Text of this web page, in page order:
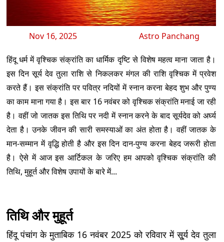
Nov 16, 2025 Astro Panchang
हिंदू धर्म में वृश्चिक संक्रांति का धार्मिक दृष्टि से विशेष महत्व माना जाता है।
इस दिन सूर्य देव तुला राशि से निकलकर मंगल की राशि वृश्चिक में प्रवेश
करते हैं। इस संक्रांति पर पवित्र नदियों में स्नान करना बेहद शुभ और पुण्य
का काम माना गया है। इस बार 16 नवंबर को वृश्चिक संक्रांति मनाई जा रही
है। वहीं जो जातक इस तिथि पर नदी में स्नान करने के बाद सूर्यदेव को अर्घ्य
देता है। उनके जीवन की सारी समस्याओं का अंत होता है। वहीं जातक के
मान-सम्मान में वृद्धि होती है और इस दिन दान-पुण्य करना बेहद जरूरी होता
है। ऐसे में आज इस आर्टिकल के जरिए हम आपको वृश्चिक संक्रांति की
तिथि, मुहूर्त और विशेष उपायों के बारे में...
तिथि और मुहूर्त
हिंदू पंचांग के मुताबिक 16 नवंबर 2025 को रविवार में सू्र्य देव तुला